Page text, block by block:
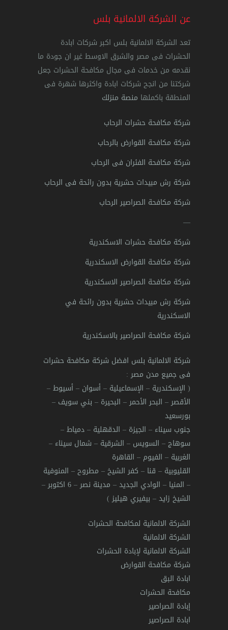
عن الشركة الالمانية بلس
تعد الشركة الالمانية بلس اكبر شركات ابادة
الحشرات فى مصر والشرق الاوسط غير ان جودة ما
نقدمه من خدمات فى مجال مكافحة الحشرات جعل
شركتنا من انجح شركات ابادة واكثرها شهرة فى
المنطقة باكملها منصة منزلك
شركة مكافحة حشرات الرحاب
شركة مكافحة القوارض بالرحاب
شركة مكافحة الفئران فى الرحاب
شركة رش مبيدات حشرية بدون رائحة فى الرحاب
شركة مكافحة الصراصير الرحاب
—
شركة مكافحة حشرات الاسكندرية
شركة مكافحة القوارض الاسكندرية
شركة مكافحة الصراصير الاسكندرية
شركة رش مبيدات حشرية بدون رائحة في
الاسكندرية
شركة مكافحة الصراصير بالاسكندرية
شركة الالمانية بلس افضل شركة مكافحة حشرات
فى جميع مدن مصر:
( الإسكندرية – الإسماعيلية –أسوان –أسيوط–
الأقصر– البحر الأحمر– البحيرة – بني سويف –
بورسعيد
جنوب سيناء – الجيزة – الدقهلية –دمياط–
سوهاج– السويس – الشرقية – شمال سيناء –
الغربية – الفيوم – القاهرة
القليوبية – قنا – كفر الشيخ– مطروح– المنوفية
– المنيا – الوادي الجديد– مدينة نصر–6 اكتوبر
–
الشيخ زايد– بيفيري هيليز)
الشركة الالمانية لمكافحة الحشرات
الشركة الالمانية
الشركة الالمانية لإبادة الحشرات
شركة مكافحة القوارض
ابادة البق
مكافحة الحشرات
إبادة الصراصير
ابادة الصراصير